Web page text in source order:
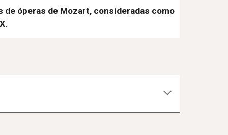
óperas de Mozart, consideradas como